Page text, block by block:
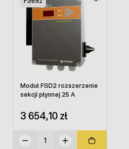
Moduł FSD2 rozszerzenie
sekcji płynnej 25 A
3 654,10 zł